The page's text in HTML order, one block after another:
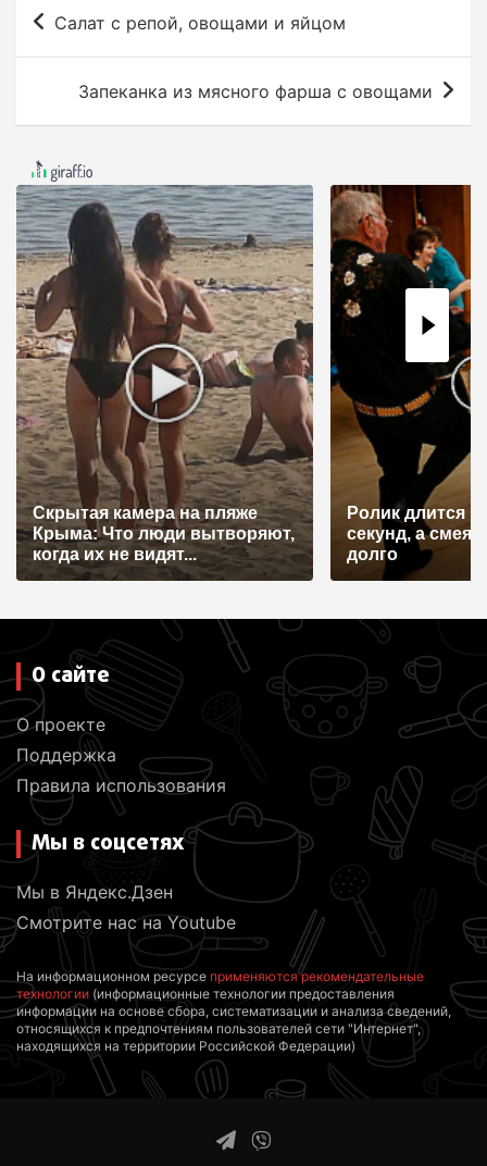
а
ц
и
я
п
о
з
а
п
и
с
я
Салат с репой, овощами и яйцом
Запеканка из мясного фарша с овощами
Скрытая камера на пляже
Крыма: Что люди вытворяют,
когда их не видят...
Ролик длится
секунд, а
долго
О сайте
О проекте
Поддержка
Правила использования
Мы в соцсетях
Мы в Яндекс.Дзен
Смотрите нас на Youtube
На информационном ресурсе применяются рекомендательные
технологии (информационные технологии предоставления
информации на основе сбора, систематизации и анализа сведений,
относящихся к предпочтениям пользователей сети "Интернет",
находящихся на территории Российской Федерации)